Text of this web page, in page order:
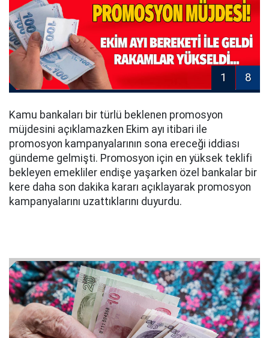
1 8
Kamu bankaları bir türlü beklenen promosyon
müjdesini açıklamazken Ekim ayı itibari ile
promosyon kampanyalarının sona ereceği iddiası
gündeme gelmişti. Promosyon için en yüksek teklifi
bekleyen emekliler endişe yaşarken özel bankalar bir
kere daha son dakika kararı açıklayarak promosyon
kampanyalarını uzattıklarını duyurdu.